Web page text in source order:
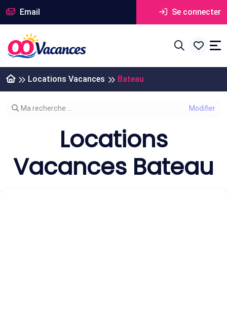
Email Se connecter
Locations Vacances Bateau
Modifier votre recherche
Ma recherche ...
Locations
Vacances Bateau